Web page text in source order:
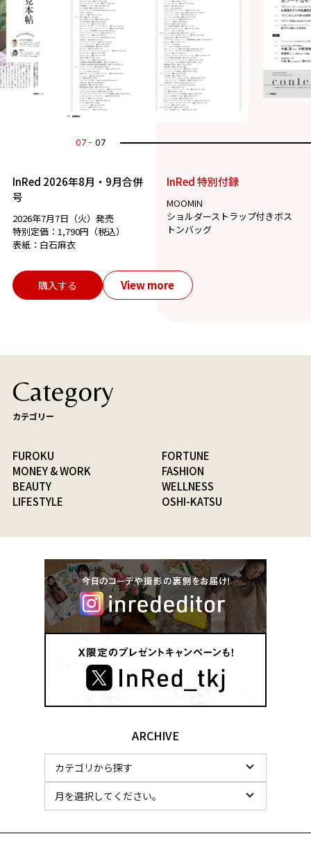
07 07
InRed 2026年8月・9月合併
号
2026年7月7日（火）発売
特別定価：1,790円（税込）
表紙：白石麻衣
InRed 特別付録
MOOMIN
ショルダーストラップ付きボス
トンバッグ
購入する View more
Category
カテゴリー
FUROKU
FORTUNE
MONEY & WORK
FASHION
BEAUTY
WELLNESS
LIFESTYLE
OSHI-KATSU
ARCHIVE